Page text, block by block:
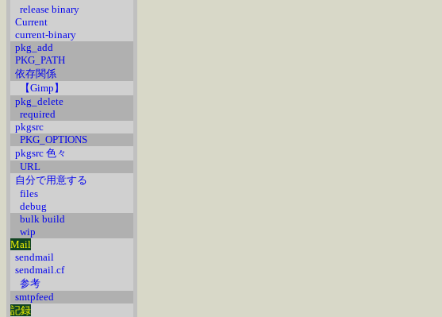
release binary
Current
current-binary
pkg_add
PKG_PATH
依存関係
【Gimp】
pkg_delete
required
pkgsrc
PKG_OPTIONS
pkgsrc 色々
URL
自分で用意する
files
debug
bulk build
wip
Mail
sendmail
sendmail.cf
参考
smtpfeed
記録